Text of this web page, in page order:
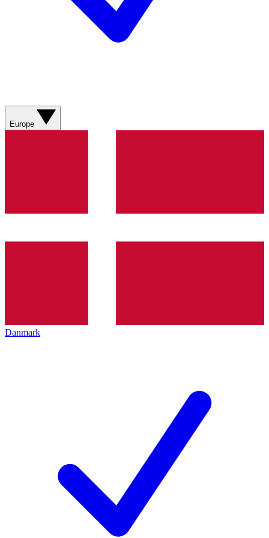
Europe
Danmark